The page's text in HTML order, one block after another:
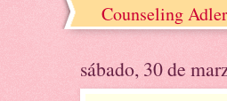
Counseling
sábado, 30 de